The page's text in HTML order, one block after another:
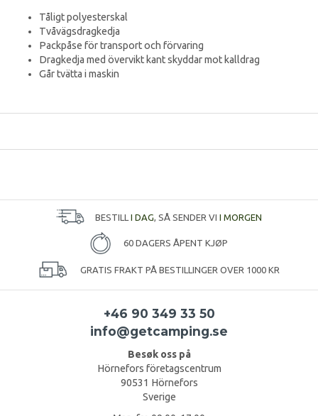
Tåligt polyesterskal
Tvåvägsdragkedja
Packpåse för transport och förvaring
Dragkedja med övervikt kant skyddar mot kalldrag
Går tvätta i maskin
BESTILL I DAG , SÅ SENDER VI I MORGEN
60 DAGERS ÅPENT KJØP
GRATIS FRAKT PÅ BESTILLINGER OVER 1000 KR
+46 90 349 33 50
info@getcamping.se
Besøk oss på
Hörnefors företagscentrum
90531 Hörnefors
Sverige